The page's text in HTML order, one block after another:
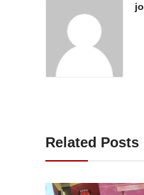
Related Posts